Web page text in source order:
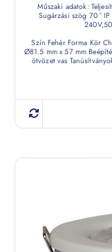
Műszaki adatok:
Sugárzási szög 70 °
Szín Fehér Forma Kör
Ø81.5 mm x 57 mm
ötvözet vas